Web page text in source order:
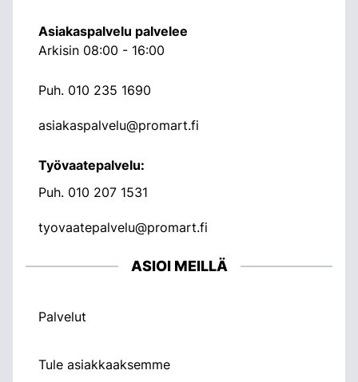
Asiakaspalvelu palvelee
Arkisin 08:00 - 16:00
Puh. 010 235 1690
asiakaspalvelu@promart.fi
Työvaatepalvelu:
Puh. 010 207 1531
tyovaatepalvelu@promart.fi
ASIOI MEILLÄ
Palvelut
Tule asiakkaaksemme